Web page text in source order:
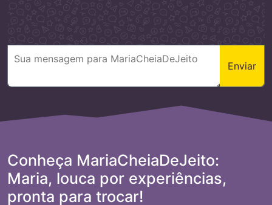
Enviar
Conheça MariaCheiaDeJeito:
Maria, louca por experiências,
pronta para trocar!